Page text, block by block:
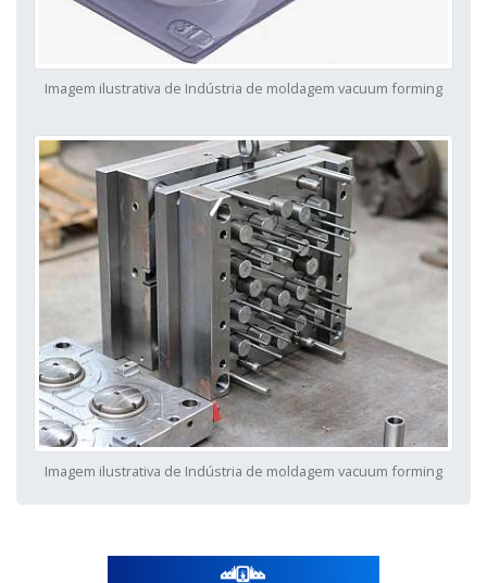
Imagem ilustrativa de Indústria de moldagem vacuum forming
Imagem ilustrativa de Indústria de moldagem vacuum forming